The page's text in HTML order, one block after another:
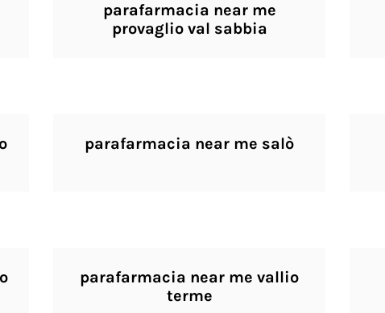
parafarmacia near me
provaglio val sabbia
parafarmacia near me salò
parafarmacia near me vallio
terme